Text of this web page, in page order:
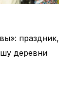
праздник,
деревни